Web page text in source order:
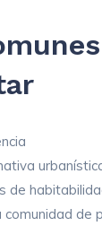
de
comunidad de